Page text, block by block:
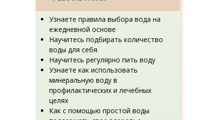
Узнаете правила выбора вода на
ежедневной основе
Научитесь подбирать количество
воды для себя
Научитесь регулярно пить воду
Узнаете как использовать
минеральную воду в
профилактических и лечебных
целях
Как с помощью простой воды